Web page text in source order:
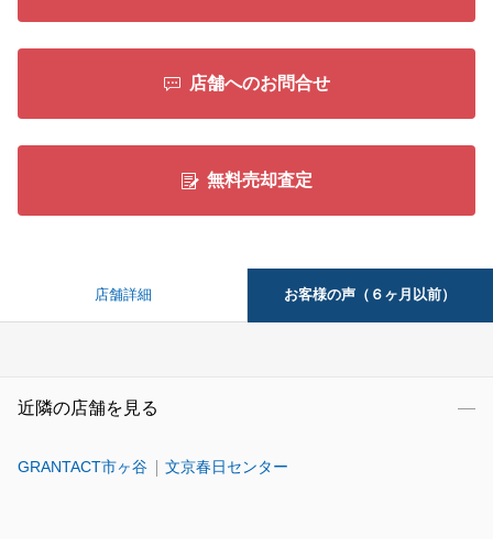
店舗へのお問合せ
無料売却査定
店舗詳細 お客様の声（６ヶ月以前）
近隣の店舗を見る
GRANTACT市ヶ谷 文京春日センター